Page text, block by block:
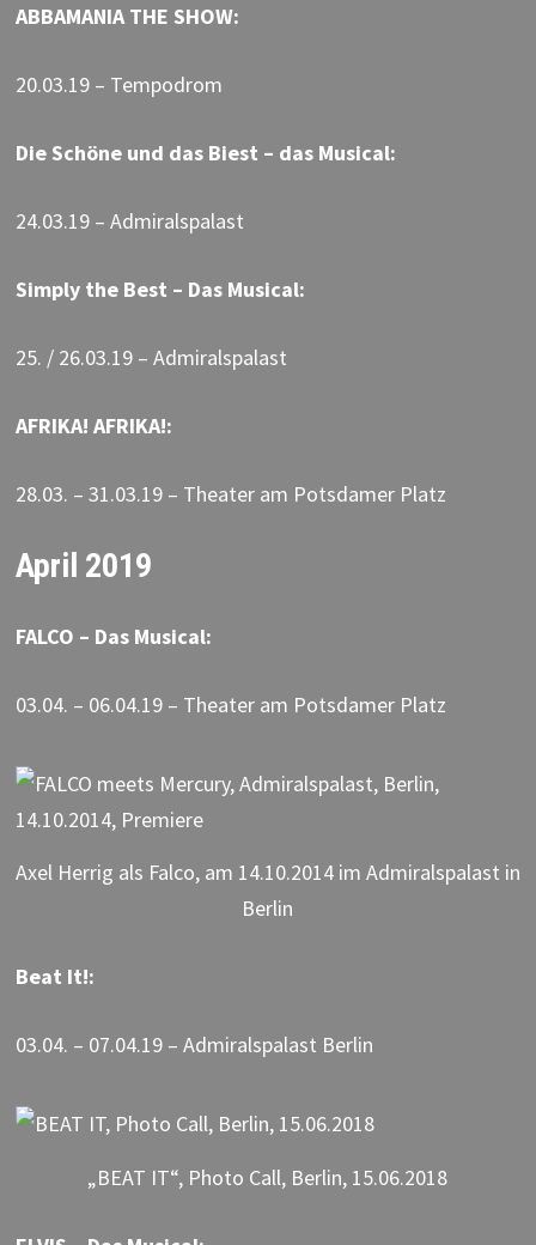
ABBAMANIA THE SHOW:
20.03.19 – Tempodrom
Die Schöne und das Biest – das Musical:
24.03.19 – Admiralspalast
Simply the Best – Das Musical:
25. / 26.03.19 – Admiralspalast
AFRIKA! AFRIKA!:
28.03. – 31.03.19 – Theater am Potsdamer Platz
April 2019
FALCO – Das Musical:
03.04. – 06.04.19 – Theater am Potsdamer Platz
Axel Herrig als Falco, am 14.10.2014 im Admiralspalast in
Berlin
Beat It!:
03.04. – 07.04.19 – Admiralspalast Berlin
„BEAT IT“, Photo Call, Berlin, 15.06.2018